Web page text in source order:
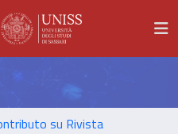
su Rivista